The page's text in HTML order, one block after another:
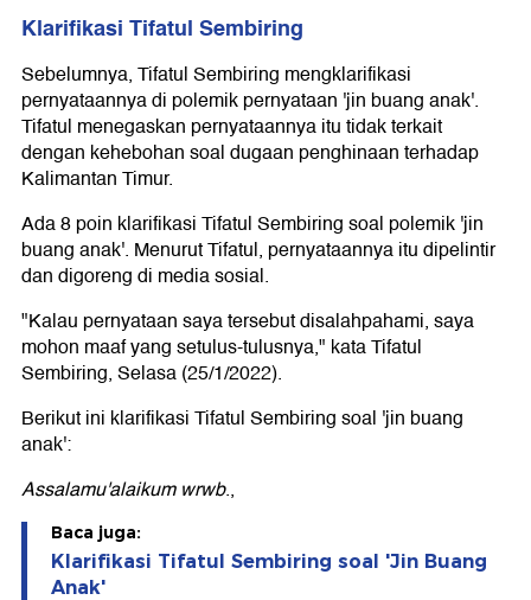
Klarifikasi Tifatul Sembiring
Sebelumnya, Tifatul Sembiring mengklarifikasi
pernyataannya di polemik pernyataan 'jin buang anak'.
Tifatul menegaskan pernyataannya itu tidak terkait
dengan kehebohan soal dugaan penghinaan terhadap
Kalimantan Timur.
Ada 8 poin klarifikasi Tifatul Sembiring soal polemik 'jin
buang anak'. Menurut Tifatul, pernyataannya itu dipelintir
dan digoreng di media sosial.
"Kalau pernyataan saya tersebut disalahpahami, saya
mohon maaf yang setulus-tulusnya," kata Tifatul
Sembiring, Selasa (25/1/2022).
Berikut ini klarifikasi Tifatul Sembiring soal 'jin buang
anak':
Assalamu'alaikum wrwb.,
Baca juga:
Klarifikasi Tifatul Sembiring soal 'Jin Buang
Anak'